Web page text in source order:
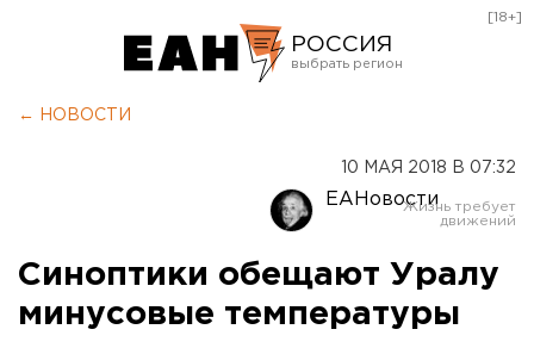
РОССИЯ
Оренбург
[18+]
← НОВОСТИ
10 МАЯ 2018 В 07:32
ЕАНовости
Синоптики обещают Уралу
минусовые температуры